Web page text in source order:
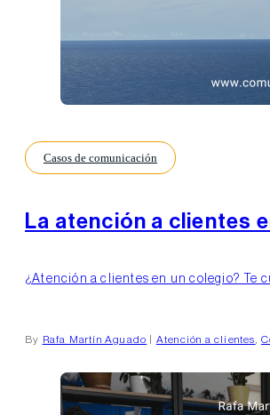
Casos de comunicación
La atención a clientes
¿Atención a clientes en un colegio? Te
By Rafa Martín Aguado Atención a clientes ,